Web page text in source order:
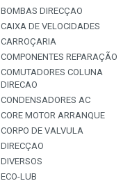
BOMBAS ALTA PRESSAO
COMMON RAI
BOMBAS COMBUSTIVEL
BOMBAS DE VACUO
BOMBAS ESGUICHO
BOMBAS DIRECÇAO
KIT REPARAÇAO BOMBAS
DIREÇAO
CAIXA DE VELOCIDADES
CARROÇARIA
COMPONENTES REPARAÇÃO
MATERIAL DE
ARCONDICIONADO
PEÇAS REPARAÇAO
ALTERNADOR E M
PEÇAS REPARAÇÃO
COMPRESSORES A
PEÇAS REPARAÇÃO
INJETORES
PLACAS RETIFICADORAS
COMUTADORES COLUNA
DIRECAO
COMUTADORES
CONDENSADORES AC
CORE MOTOR ARRANQUE
CORPO DE VALVULA
DIRECÇAO
DIVERSOS
DESCRIÇAO
DIVERSOS
LIVRE
LIVRE
LIVRE
LIVRE
LIVRE
LIVRE
LIVRE
LIVRE
LIVRE
LIVRE
LIVRE
ECO-LUB